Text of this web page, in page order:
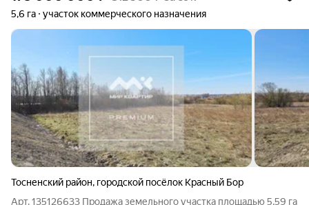
5,6 га участок коммерческого назначения
Тосненский район, городской посёлок Красный Бор
Арт. 135126633 Продажа земельного участка площадью 5,59 га